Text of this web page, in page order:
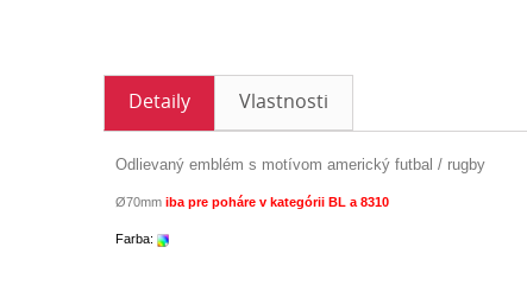
Detaily Vlastnosti
Odlievaný emblém s motívom americký futbal / rugby
Ø70mm iba pre poháre v kategórii BL a 8310
Farba: